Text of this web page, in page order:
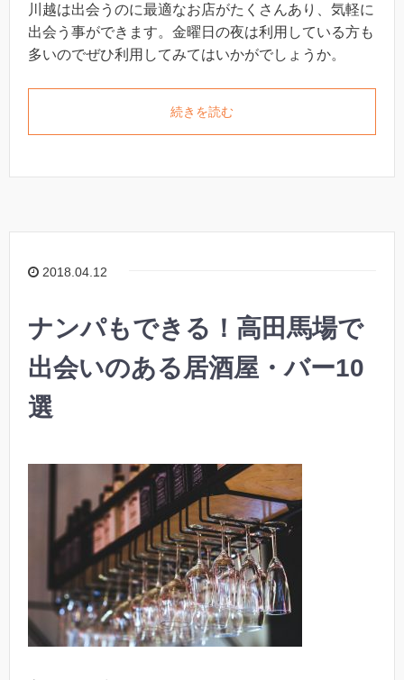
川越は出会うのに最適なお店がたくさんあり、気軽に
出会う事ができます。金曜日の夜は利用している方も
多いのでぜひ利用してみてはいかがでしょうか。
続きを読む
2018.04.12
ナンパもできる！高田馬場で
出会いのある居酒屋・バー10
選